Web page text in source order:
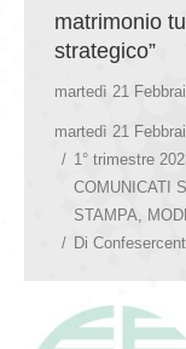
matrimonio
strategico”
martedì 21
martedì 21
1° trimestre
COMUNICATI
STAMPA
Di